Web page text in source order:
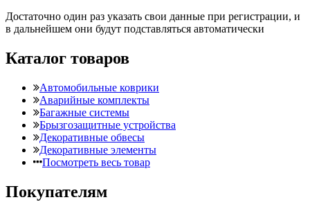
Достаточно один раз указать свои данные при регистрации, и
в дальнейшем они будут подставляться автоматически
Каталог товаров
Автомобильные коврики
Аварийные комплекты
Багажные системы
Брызгозащитные устройства
Декоративные обвесы
Декоративные элементы
Посмотреть весь товар
Покупателям